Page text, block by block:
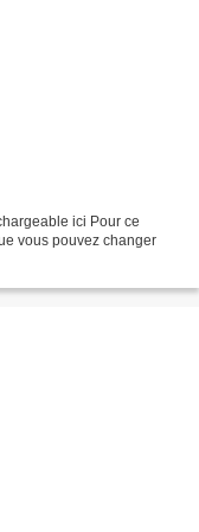
ici Pour ce
vous pouvez changer